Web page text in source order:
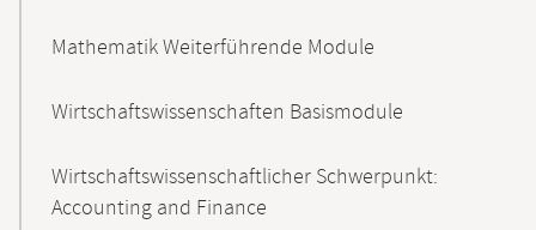
Mathematik Weiterführende Module
Wirtschaftswissenschaften Basismodule
Wirtschaftswissenschaftlicher Schwerpunkt:
Accounting and Finance